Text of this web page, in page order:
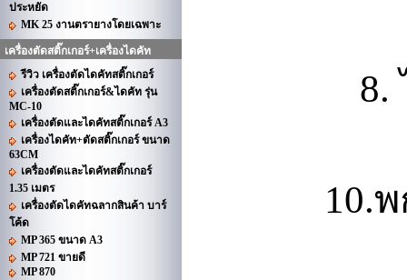
ประหยัด
MK 25 งานตรายางโดยเฉพาะ
เครื่องตัดสติ๊กเกอร์+เครื่องไดคัท
รีวิว เครื่องตัดไดคัทสติ๊กเกอร์
เครื่องตัดสติ๊กเกอร์&ไดคัท รุ่น
MC-10
เครื่องตัดและไดคัทสติ๊กเกอร์ A3
เครื่องไดคัท+ตัดสติ๊กเกอร์ ขนาด
63CM
เครื่องตัดและไดคัทสติ๊กเกอร์
1.35 เมตร
เครื่องตัดไดคัทฉลากสินค้า บาร์
โค้ด
MP 365 ขนาด A3
MP 721 ขายดี
MP 870
8.
10.พ